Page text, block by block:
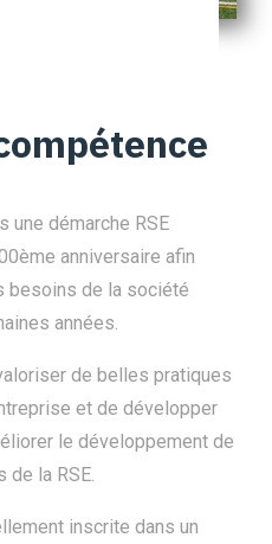
une démarche RSE
anniversaire afin
besoins de la société
années.
de belles pratiques
et de développer
le développement de
la RSE.
inscrite dans un